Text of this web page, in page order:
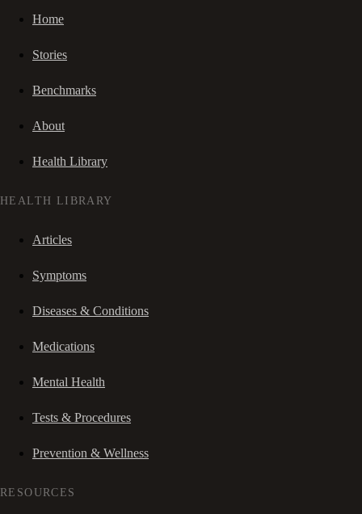
Home
Stories
Benchmarks
About
Health Library
HEALTH LIBRARY
Articles
Symptoms
Diseases & Conditions
Medications
Mental Health
Tests & Procedures
Prevention & Wellness
RESOURCES